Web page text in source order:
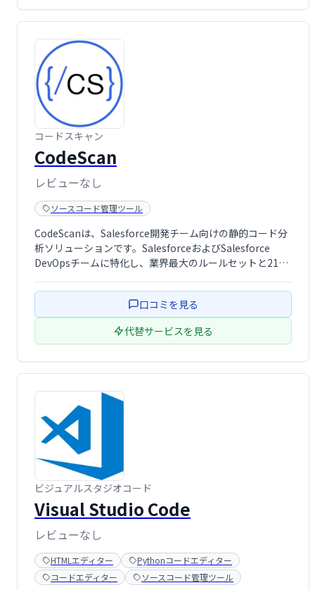
コードスキャン
CodeScan
レビューなし
ソースコード管理ツール
CodeScanは、Salesforce開発チーム向けの静的コード分
析ソリューションです。SalesforceおよびSalesforce
DevOpsチームに特化し、業界最大のルールセットと210
OWASP準拠）、技術的負債の追跡、コードレビューの …
口コミを見る
代替サービスを見る
ビジュアルスタジオコード
Visual Studio Code
レビューなし
HTMLエディター
Pythonコードエディター
コードエディター
ソースコード管理ツール